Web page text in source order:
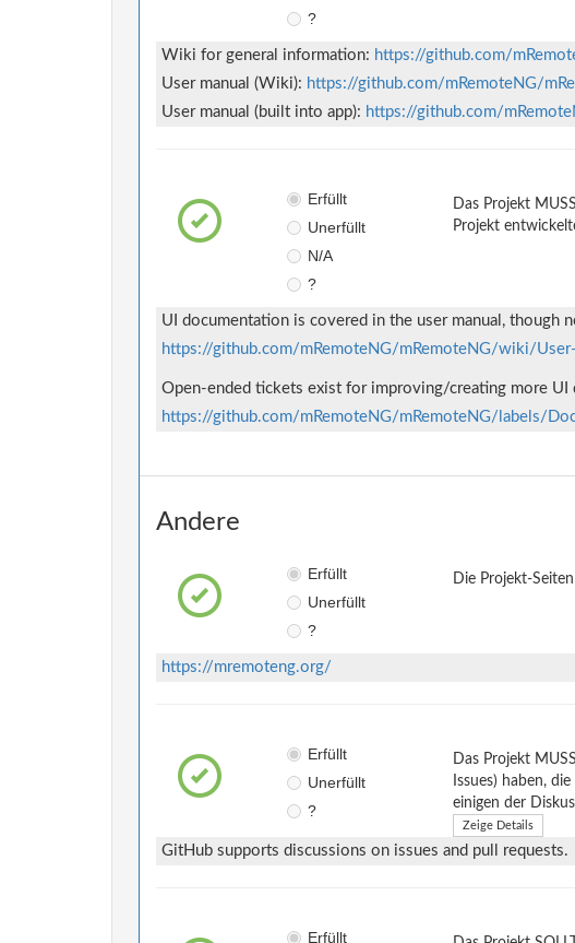
?
Wiki for general information: https://github.com/
User manual (Wiki): https://github.com/mRemoteNG/
User manual (built into app): https://github.com/
Erfüllt
Unerfüllt
N/A
?
Das Projekt
Projekt
UI documentation is covered in the user manual, though
https://github.com/mRemoteNG/mRemoteNG/wiki/User-
Open-ended tickets exist for improving/creating more UI
https://github.com/mRemoteNG/mRemoteNG/labels/
Andere
Erfüllt
Unerfüllt
?
Die Projekt-
https://mremoteng.org/
Erfüllt
Unerfüllt
?
Das Projekt
Issues) haben,
einigen der
Zeige Details
GitHub supports discussions on issues and pull requests.
Erfüllt